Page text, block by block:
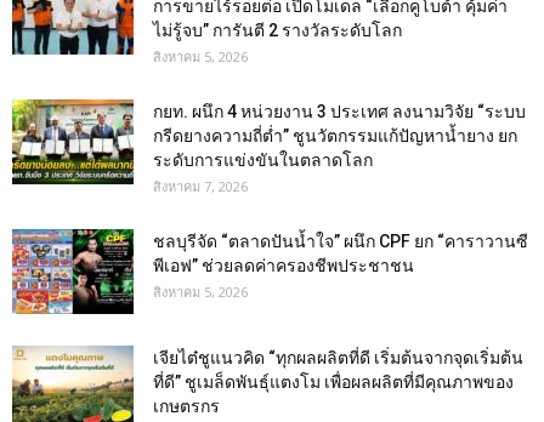
การขายไร้รอยต่อ เปิดโมเดล “เลือกคูโบต้า คุ้มค่า
ไม่รู้จบ” การันตี 2 รางวัลระดับโลก
สิงหาคม 5, 2026
กยท. ผนึก 4 หน่วยงาน 3 ประเทศ ลงนามวิจัย “ระบบ
กรีดยางความถี่ต่ำ” ชูนวัตกรรมแก้ปัญหาน้ำยาง ยก
ระดับการแข่งขันในตลาดโลก
สิงหาคม 7, 2026
ชลบุรีจัด “ตลาดปันน้ำใจ” ผนึก CPF ยก “คาราวานซี
พีเอฟ” ช่วยลดค่าครองชีพประชาชน
สิงหาคม 5, 2026
เจียไต๋ชูแนวคิด “ทุกผลผลิตที่ดี เริ่มต้นจากจุดเริ่มต้น
ที่ดี” ชูเมล็ดพันธุ์แตงโม เพื่อผลผลิตที่มีคุณภาพของ
เกษตรกร